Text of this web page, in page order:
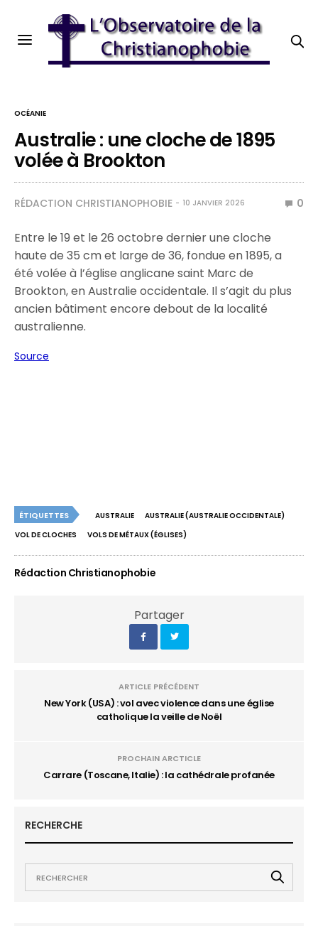
OCÉANIE
Australie : une cloche de 1895
volée à Brookton
RÉDACTION CHRISTIANOPHOBIE 10 JANVIER 2026 0
Entre le 19 et le 26 octobre dernier une cloche
haute de 35 cm et large de 36, fondue en 1895, a
été volée à l’église anglicane saint Marc de
Brookton, en Australie occidentale. Il s’agit du plus
ancien bâtiment encore debout de la localité
australienne.
Source
ÉTIQUETTES AUSTRALIE
AUSTRALIE (AUSTRALIE OCCIDENTALE)
VOL DE CLOCHES
VOLS DE MÉTAUX (ÉGLISES)
Rédaction Christianophobie
Partager
ARTICLE PRÉCÉDENT
New York (USA) : vol avec violence dans une église
catholique la veille de Noël
PROCHAIN ARCTICLE
Carrare (Toscane, Italie) : la cathédrale profanée
RECHERCHE